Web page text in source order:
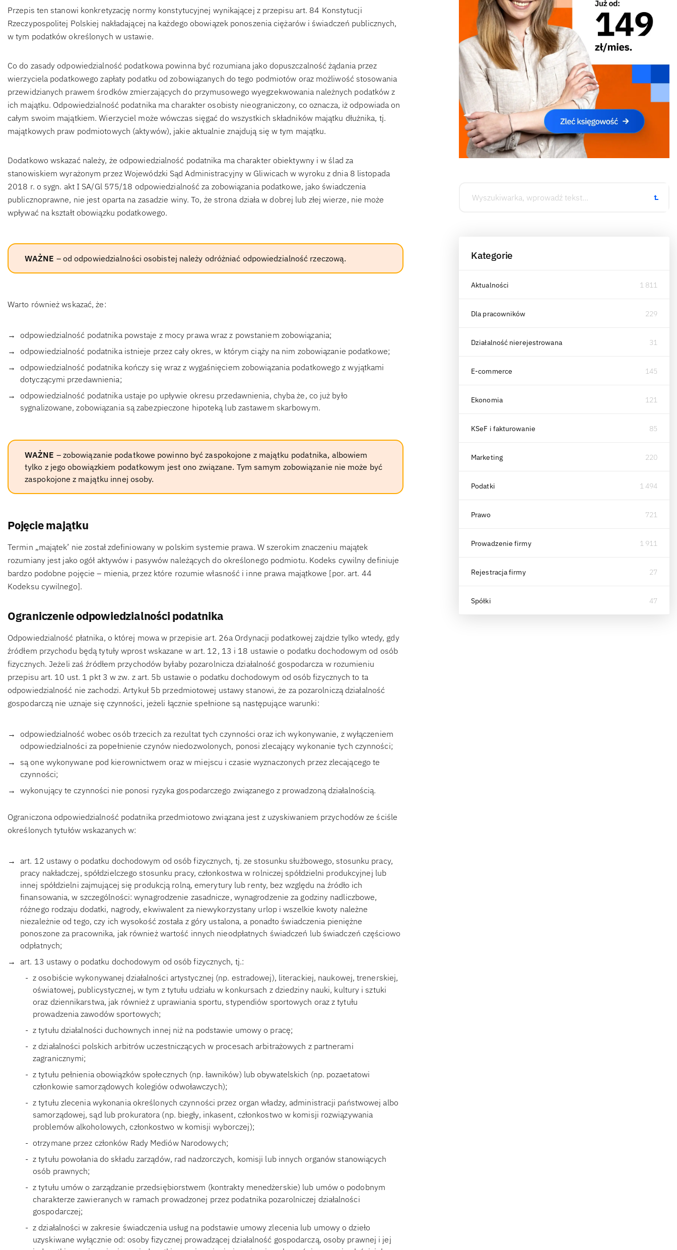
Przepis ten stanowi konkretyzację normy konstytucyjnej wynikającej z przepisu art. 84 Konstytucji
Rzeczypospolitej Polskiej nakładającej na każdego obowiązek ponoszenia ciężarów i świadczeń publicznych,
w tym podatków określonych w ustawie.
Co do zasady odpowiedzialność podatkowa powinna być rozumiana jako dopuszczalność żądania przez
wierzyciela podatkowego zapłaty podatku od zobowiązanych do tego podmiotów oraz możliwość stosowania
przewidzianych prawem środków zmierzających do przymusowego wyegzekwowania należnych podatków z
ich majątku. Odpowiedzialność podatnika ma charakter osobisty nieograniczony, co oznacza, iż odpowiada on
całym swoim majątkiem. Wierzyciel może wówczas sięgać do wszystkich składników majątku dłużnika, tj.
majątkowych praw podmiotowych (aktywów), jakie aktualnie znajdują się w tym majątku.
Dodatkowo wskazać należy, że odpowiedzialność podatnika ma charakter obiektywny i w ślad za
stanowiskiem wyrażonym przez Wojewódzki Sąd Administracyjny w Gliwicach w wyroku z dnia 8 listopada
2018 r. o sygn. akt I SA/Gl 575/18 odpowiedzialność za zobowiązania podatkowe, jako świadczenia
publicznoprawne, nie jest oparta na zasadzie winy. To, że strona działa w dobrej lub złej wierze, nie może
wpływać na kształt obowiązku podatkowego.
WAŻNE – od odpowiedzialności osobistej należy odróżniać odpowiedzialność rzeczową.
Warto również wskazać, że:
odpowiedzialność podatnika powstaje z mocy prawa wraz z powstaniem zobowiązania;
odpowiedzialność podatnika istnieje przez cały okres, w którym ciąży na nim zobowiązanie podatkowe;
odpowiedzialność podatnika kończy się wraz z wygaśnięciem zobowiązania podatkowego z wyjątkami
dotyczącymi przedawnienia;
odpowiedzialność podatnika ustaje po upływie okresu przedawnienia, chyba że, co już było
sygnalizowane, zobowiązania są zabezpieczone hipoteką lub zastawem skarbowym.
WAŻNE – zobowiązanie podatkowe powinno być zaspokojone z majątku podatnika, albowiem
tylko z jego obowiązkiem podatkowym jest ono związane. Tym samym zobowiązanie nie może być
zaspokojone z majątku innej osoby.
Pojęcie majątku
Termin „majątek’ nie został zdefiniowany w polskim systemie prawa. W szerokim znaczeniu majątek
rozumiany jest jako ogół aktywów i pasywów należących do określonego podmiotu. Kodeks cywilny definiuje
bardzo podobne pojęcie – mienia, przez które rozumie własność i inne prawa majątkowe [por. art. 44
Kodeksu cywilnego].
Ograniczenie odpowiedzialności podatnika
Odpowiedzialność płatnika, o której mowa w przepisie art. 26a Ordynacji podatkowej zajdzie tylko wtedy, gdy
źródłem przychodu będą tytuły wprost wskazane w art. 12, 13 i 18 ustawie o podatku dochodowym od osób
fizycznych. Jeżeli zaś źródłem przychodów byłaby pozarolnicza działalność gospodarcza w rozumieniu
przepisu art. 10 ust. 1 pkt 3 w zw. z art. 5b ustawie o podatku dochodowym od osób fizycznych to ta
odpowiedzialność nie zachodzi. Artykuł 5b przedmiotowej ustawy stanowi, że za pozarolniczą działalność
gospodarczą nie uznaje się czynności, jeżeli łącznie spełnione są następujące warunki:
odpowiedzialność wobec osób trzecich za rezultat tych czynności oraz ich wykonywanie, z wyłączeniem
odpowiedzialności za popełnienie czynów niedozwolonych, ponosi zlecający wykonanie tych czynności;
są one wykonywane pod kierownictwem oraz w miejscu i czasie wyznaczonych przez zlecającego te
czynności;
wykonujący te czynności nie ponosi ryzyka gospodarczego związanego z prowadzoną działalnością.
Ograniczona odpowiedzialność podatnika przedmiotowo związana jest z uzyskiwaniem przychodów ze ściśle
określonych tytułów wskazanych w:
art. 12 ustawy o podatku dochodowym od osób fizycznych, tj. ze stosunku służbowego, stosunku pracy,
pracy nakładczej, spółdzielczego stosunku pracy, członkostwa w rolniczej spółdzielni produkcyjnej lub
innej spółdzielni zajmującej się produkcją rolną, emerytury lub renty, bez względu na źródło ich
finansowania, w szczególności: wynagrodzenie zasadnicze, wynagrodzenie za godziny nadliczbowe,
różnego rodzaju dodatki, nagrody, ekwiwalent za niewykorzystany urlop i wszelkie kwoty należne
niezależnie od tego, czy ich wysokość została z góry ustalona, a ponadto świadczenia pieniężne
ponoszone za pracownika, jak również wartość innych nieodpłatnych świadczeń lub świadczeń częściowo
odpłatnych;
art. 13 ustawy o podatku dochodowym od osób fizycznych, tj.:
z osobiście wykonywanej działalności artystycznej (np. estradowej), literackiej, naukowej, trenerskiej,
oświatowej, publicystycznej, w tym z tytułu udziału w konkursach z dziedziny nauki, kultury i sztuki
oraz dziennikarstwa, jak również z uprawiania sportu, stypendiów sportowych oraz z tytułu
prowadzenia zawodów sportowych;
z tytułu działalności duchownych innej niż na podstawie umowy o pracę;
z działalności polskich arbitrów uczestniczących w procesach arbitrażowych z partnerami
zagranicznymi;
z tytułu pełnienia obowiązków społecznych (np. ławników) lub obywatelskich (np. pozaetatowi
członkowie samorządowych kolegiów odwoławczych);
z tytułu zlecenia wykonania określonych czynności przez organ władzy, administracji państwowej albo
samorządowej, sąd lub prokuratora (np. biegły, inkasent, członkostwo w komisji rozwiązywania
problemów alkoholowych, członkostwo w komisji wyborczej);
otrzymane przez członków Rady Mediów Narodowych;
z tytułu powołania do składu zarządów, rad nadzorczych, komisji lub innych organów stanowiących
osób prawnych;
z tytułu umów o zarządzanie przedsiębiorstwem (kontrakty menedżerskie) lub umów o podobnym
charakterze zawieranych w ramach prowadzonej przez podatnika pozarolniczej działalności
gospodarczej;
z działalności w zakresie świadczenia usług na podstawie umowy zlecenia lub umowy o dzieło
uzyskiwane wyłącznie od: osoby fizycznej prowadzącej działalność gospodarczą, osoby prawnej i jej
Kategorie
Aktualności 1 811
Dla pracowników 229
Działalność nierejestrowana 31
E-commerce 145
Ekonomia 121
KSeF i fakturowanie 85
Marketing 220
Podatki 1 494
Prawo 721
Prowadzenie firmy 1 911
Rejestracja firmy 27
Spółki 47